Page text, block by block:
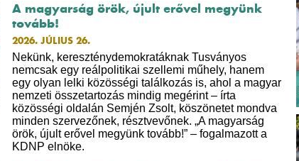
A magyarság örök, újult erővel megyünk
tovább!
2026. JÚLIUS 26.
Nekünk, kereszténydemokratáknak Tusványos
nemcsak egy reálpolitikai szellemi műhely, hanem
egy olyan lelki közösségi találkozás is, ahol a magyar
nemzeti összetartozás mindig megérint – írta
közösségi oldalán Semjén Zsolt, köszönetet mondva
minden szervezőnek, résztvevőnek. „A magyarság
örök, újult erővel megyünk tovább!” – fogalmazott a
KDNP elnöke.